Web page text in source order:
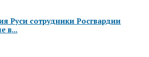
Руси сотрудники Росгвардии
в...